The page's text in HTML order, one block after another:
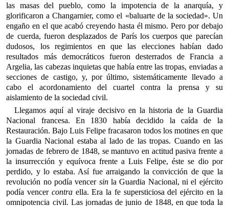
las masas del pueblo, como la impotencia de la anarquía, y
glorificaron a Changarnier, como el «baluarte de la sociedad». Un
engaño en el que acabó creyendo hasta él mismo. Pero por debajo
de cuerda, fueron desplazados de París los cuerpos que parecían
dudosos, los regimientos en que las elecciones habían dado
resultados más democráticos fueron desterrados de Francia a
Argelia, las cabezas inquietas que había entre las tropas, enviadas a
secciones de castigo, y, por último, sistemáticamente llevado a
cabo el acordonamiento del cuartel contra la prensa y su
aislamiento de la sociedad civil.
Llegamos aquí al viraje decisivo en la historia de la Guardia
Nacional francesa. En 1830 había decidido la caída de la
Restauración. Bajo Luis Felipe fracasaron todos los motines en que
la Guardia Nacional estaba al lado de las tropas. Cuando en las
jornadas de febrero de 1848, se mantuvo en actitud pasiva frente a
la insurrección y equívoca frente a Luis Felipe, éste se dio por
perdido, y lo estaba. Así fue arraigando la convicción de que la
revolución no podía vencer sinla Guardia Nacional, ni el ejército
podía vencer contra ella. Era la fe supersticiosa del ejército en la
omnipotencia civil. Las jornadas de junio de 1848, en que toda la